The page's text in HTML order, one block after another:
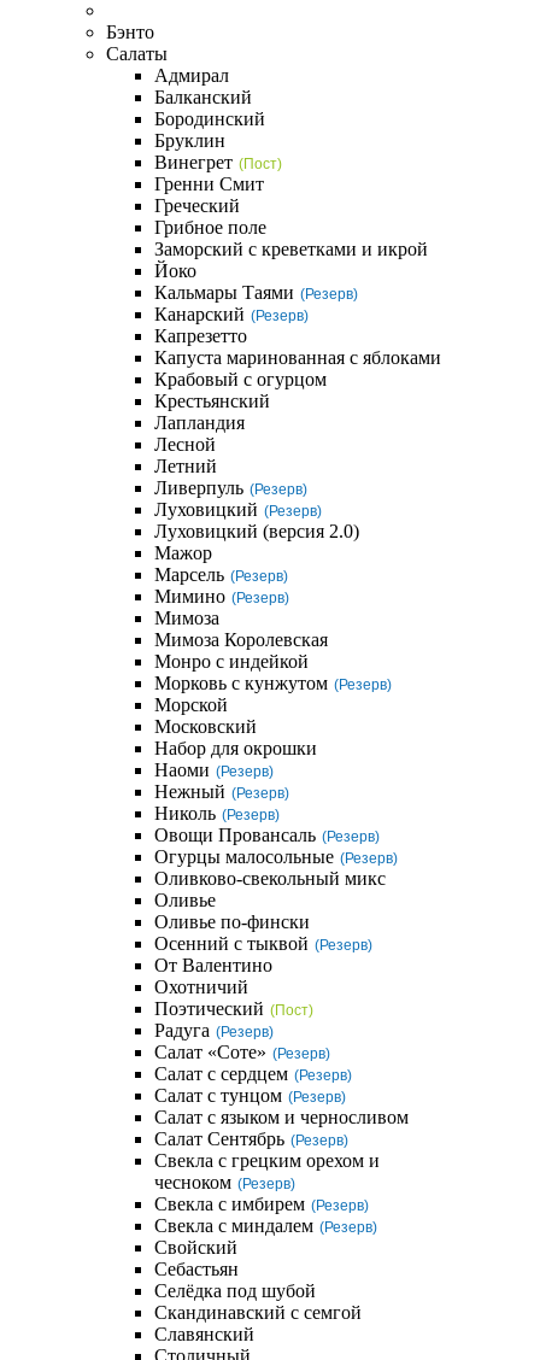
Бэнто
Салаты
Адмирал
Балканский
Бородинский
Бруклин
Винегрет (Пост)
Гренни Смит
Греческий
Грибное поле
Заморский с креветками и икрой
Йоко
Кальмары Таями (Резерв)
Канарский (Резерв)
Капрезетто
Капуста маринованная с яблоками
Крабовый с огурцом
Крестьянский
Лапландия
Лесной
Летний
Ливерпуль (Резерв)
Луховицкий (Резерв)
Луховицкий (версия 2.0)
Мажор
Марсель (Резерв)
Мимино (Резерв)
Мимоза
Мимоза Королевская
Монро с индейкой
Морковь с кунжутом (Резерв)
Морской
Московский
Набор для окрошки
Наоми (Резерв)
Нежный (Резерв)
Николь (Резерв)
Овощи Провансаль (Резерв)
Огурцы малосольные (Резерв)
Оливково-свекольный микс
Оливье
Оливье по-фински
Осенний с тыквой (Резерв)
От Валентино
Охотничий
Поэтический (Пост)
Радуга (Резерв)
Салат «Соте» (Резерв)
Салат с сердцем (Резерв)
Салат с тунцом (Резерв)
Салат с языком и черносливом
Салат Сентябрь (Резерв)
Свекла с грецким орехом и
чесноком (Резерв)
Свекла с имбирем (Резерв)
Свекла с миндалем (Резерв)
Свойский
Себастьян
Селёдка под шубой
Скандинавский с семгой
Славянский
Столичный